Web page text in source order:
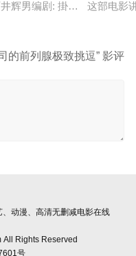
一段关系从见色起意开始
辉男编剧: 掛札昌裕 / 石井
这部电影
的前列腺极致挑逗” 影评
动漫、高清无删减电影在线
Rights Reserved
号